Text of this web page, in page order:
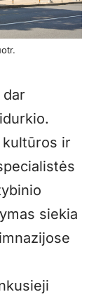
kultūros ir
siekia